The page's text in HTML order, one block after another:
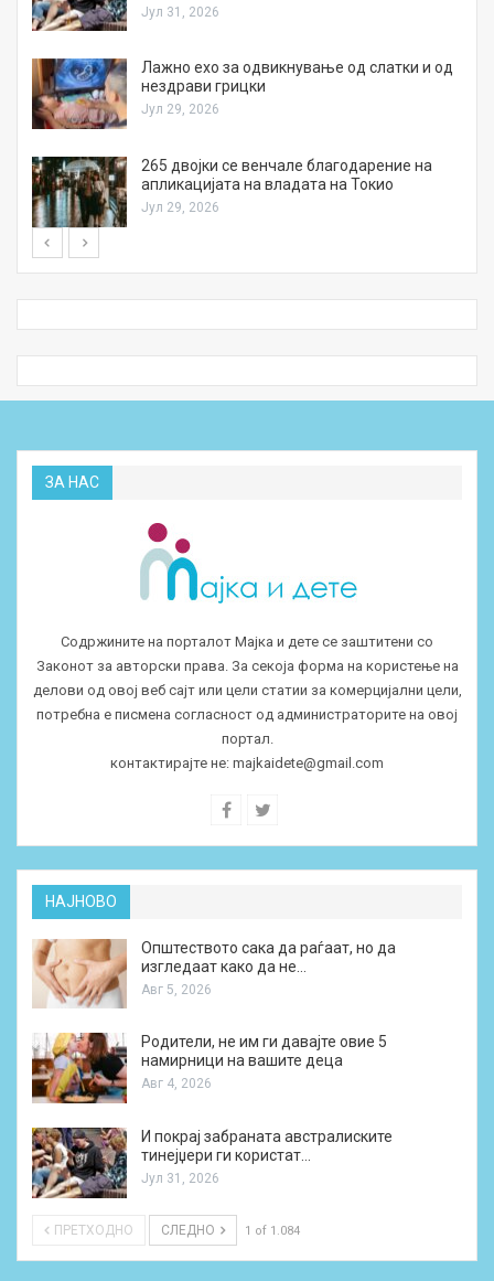
Јул 31, 2026
Лажно ехо за одвикнување од слатки и од
нездрави грицки
Јул 29, 2026
265 двојки се венчале благодарение на
апликацијата на владата на Токио
Јул 29, 2026
ЗА НАС
Содржините на порталот Мајка и дете се заштитени со
Законот за авторски права. За секоја форма на користење на
делови од овој веб сајт или цели статии за комерцијални цели,
потребна е писмена согласност од администраторите на овој
портал.
контактирајте не: majkaidete@gmail.com
НАЈНОВО
Општеството сака да раѓаат, но да
изгледаат како да не…
Авг 5, 2026
Родители, не им ги давајте овие 5
намирници на вашите деца
Авг 4, 2026
И покрај забраната австралиските
тинејџери ги користат…
Јул 31, 2026
ПРЕТХОДНО СЛЕДНО 1 of 1.084